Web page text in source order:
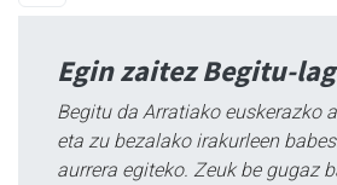
Egin zaitez Begitu-
Begitu da Arratiako euskerazko
eta zu bezalako irakurleen
aurrera egiteko. Zeuk be gugaz